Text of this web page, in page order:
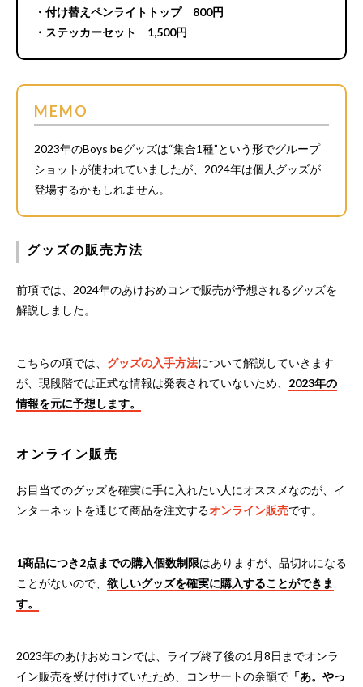
・付け替えペンライトトップ 800円
・ステッカーセット 1,500円
MEMO
2023年のBoys beグッズは“集合1種”という形でグループ
ショットが使われていましたが、2024年は個人グッズが
登場するかもしれません。
グッズの販売方法
前項では、2024年のあけおめコンで販売が予想されるグッズを
解説しました。
こちらの項では、 グッズの入手方法について解説していきます
が、現段階では正式な情報は発表されていないため、 2023年の
情報を元に予想します。
オンライン販売
お目当てのグッズを確実に手に入れたい人にオススメなのが、イ
ンターネットを通じて商品を注文するオンライン販売です。
1商品につき2点までの購入個数制限はありますが、品切れになる
ことがないので、 欲しいグッズを確実に購入することができま
す。
2023年のあけおめコンでは、ライブ終了後の1月8日までオンラ
イン販売を受け付けていたため、コンサートの余韻で 「あ。やっ